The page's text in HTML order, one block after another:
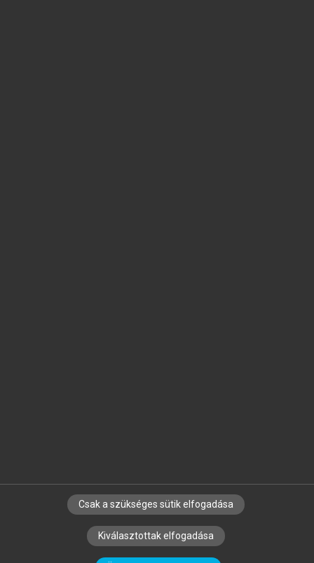
SZERZŐKNEK CÉGEKNEK KÖNYVTÁROSOKNAK
SZERKESZTÉSI ÉS LEKTORÁLÁSI ALAPELVEK
Csak a szükséges sütik elfogadása
Kiválasztottak elfogadása